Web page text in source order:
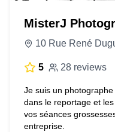
MisterJ
5 28 reviews
Je suis un
dans le reportage et
vos séances
entreprise.